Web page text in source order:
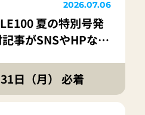
2026.07.06
夏の特別号発
事がSNSやHPなど
中から抽選で地球
イテムつめあわせ
！
日（月） 必着